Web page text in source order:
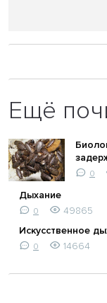
Ещё
0
Дыхание
0
49865
Искусственное
0 14664